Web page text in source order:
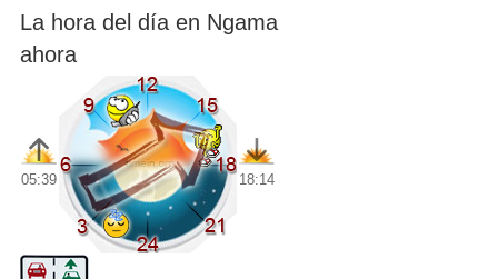
La hora del día en Ngama
ahora
05:39 18:14